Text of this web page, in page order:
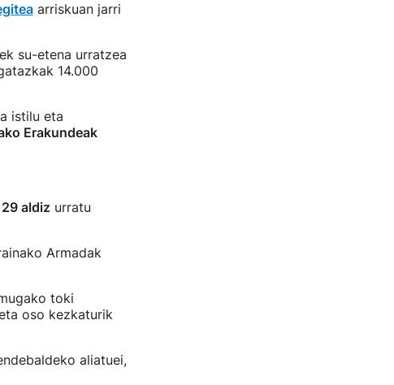
arriskuan jarri
su-etena urratzea
14.000
istilu eta
Erakundeak
29 aldizurratu
Armadak
toki
oso kezkaturik
aliatuei,